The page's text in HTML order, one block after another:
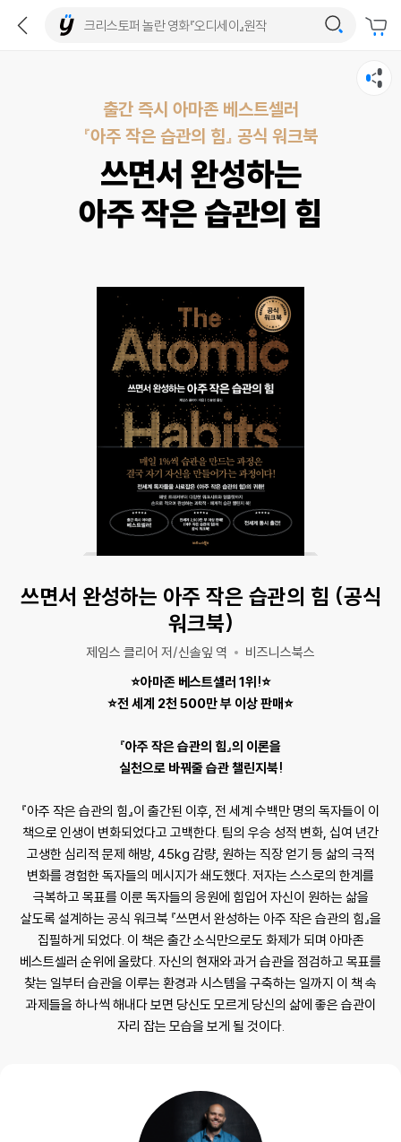
출간 즉시 아마존 베스트셀러
『아주 작은 습관의 힘』 공식 워크북
쓰면서 완성하는
아주 작은 습관의 힘
쓰면서 완성하는 아주 작은 습관의 힘 (공식
워크북)
제임스 클리어 저/신솔잎 역
비즈니스북스
⭐아마존 베스트셀러 1위!⭐
⭐전 세계 2천 500만 부 이상 판매⭐
『아주 작은 습관의 힘』의 이론을
실천으로 바꿔줄 습관 챌린지북!
『아주 작은 습관의 힘』이 출간된 이후, 전 세계 수백만 명의 독자들이 이
책으로 인생이 변화되었다고 고백한다. 팀의 우승 성적 변화, 십여 년간
고생한 심리적 문제 해방, 45kg 감량, 원하는 직장 얻기 등 삶의 극적
변화를 경험한 독자들의 메시지가 쇄도했다. 저자는 스스로의 한계를
극복하고 목표를 이룬 독자들의 응원에 힘입어 자신이 원하는 삶을
살도록 설계하는 공식 워크북 『쓰면서 완성하는 아주 작은 습관의 힘』을
집필하게 되었다. 이 책은 출간 소식만으로도 화제가 되며 아마존
베스트셀러 순위에 올랐다. 자신의 현재와 과거 습관을 점검하고 목표를
찾는 일부터 습관을 이루는 환경과 시스템을 구축하는 일까지 이 책 속
과제들을 하나씩 해내다 보면 당신도 모르게 당신의 삶에 좋은 습관이
자리 잡는 모습을 보게 될 것이다.